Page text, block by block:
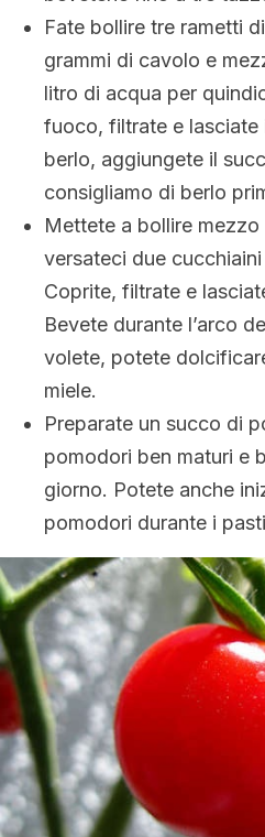
Fate bollire tre rametti
grammi di cavolo e
litro di acqua per
fuoco, filtrate e lasciate
berlo, aggiungete il
consigliamo di berlo
Mettete a bollire
versateci due
Coprite, filtrate e
Bevete durante l’arco
volete, potete
miele.
Preparate un succo di
pomodori ben maturi e
giorno. Potete anche
pomodori durante i